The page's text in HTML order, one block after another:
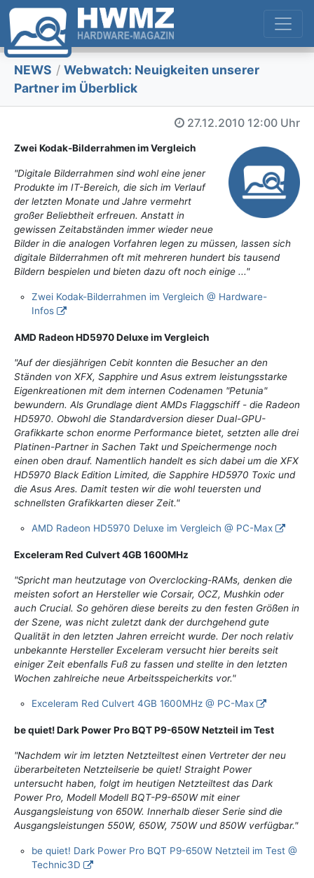
NEWS / Webwatch: Neuigkeiten unserer
Partner im Überblick
27.12.2010 12:00 Uhr
Zwei Kodak-Bilderrahmen im Vergleich
"Digitale Bilderrahmen sind wohl eine jener
Produkte im IT-Bereich, die sich im Verlauf
der letzten Monate und Jahre vermehrt
großer Beliebtheit erfreuen. Anstatt in
gewissen Zeitabständen immer wieder neue
Bilder in die analogen Vorfahren legen zu müssen, lassen sich
digitale Bilderrahmen oft mit mehreren hundert bis tausend
Bildern bespielen und bieten dazu oft noch einige ..."
Zwei Kodak-Bilderrahmen im Vergleich @ Hardware-
Infos
AMD Radeon HD5970 Deluxe im Vergleich
"Auf der diesjährigen Cebit konnten die Besucher an den
Ständen von XFX, Sapphire und Asus extrem leistungsstarke
Eigenkreationen mit dem internen Codenamen "Petunia"
bewundern. Als Grundlage dient AMDs Flaggschiff - die Radeon
HD5970. Obwohl die Standardversion dieser Dual-GPU-
Grafikkarte schon enorme Performance bietet, setzten alle drei
Platinen-Partner in Sachen Takt und Speichermenge noch
einen oben drauf. Namentlich handelt es sich dabei um die XFX
HD5970 Black Edition Limited, die Sapphire HD5970 Toxic und
die Asus Ares. Damit testen wir die wohl teuersten und
schnellsten Grafikkarten dieser Zeit."
AMD Radeon HD5970 Deluxe im Vergleich @ PC-Max
Exceleram Red Culvert 4GB 1600MHz
"Spricht man heutzutage von Overclocking-RAMs, denken die
meisten sofort an Hersteller wie Corsair, OCZ, Mushkin oder
auch Crucial. So gehören diese bereits zu den festen Größen in
der Szene, was nicht zuletzt dank der durchgehend gute
Qualität in den letzten Jahren erreicht wurde. Der noch relativ
unbekannte Hersteller Exceleram versucht hier bereits seit
einiger Zeit ebenfalls Fuß zu fassen und stellte in den letzten
Wochen zahlreiche neue Arbeitsspeicherkits vor."
Exceleram Red Culvert 4GB 1600MHz @ PC-Max
be quiet! Dark Power Pro BQT P9-650W Netzteil im Test
"Nachdem wir im letzten Netzteiltest einen Vertreter der neu
überarbeiteten Netzteilserie be quiet! Straight Power
untersucht haben, folgt im heutigen Netzteiltest das Dark
Power Pro, Modell Modell BQT-P9-650W mit einer
Ausgangsleistung von 650W. Innerhalb dieser Serie sind die
Ausgangsleistungen 550W, 650W, 750W und 850W verfügbar."
be quiet! Dark Power Pro BQT P9-650W Netzteil im Test @
Technic3D